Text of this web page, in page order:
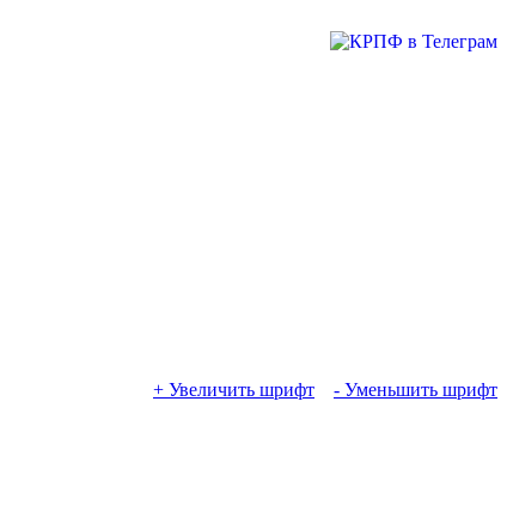
+ Увеличить шрифт - Уменьшить шрифт